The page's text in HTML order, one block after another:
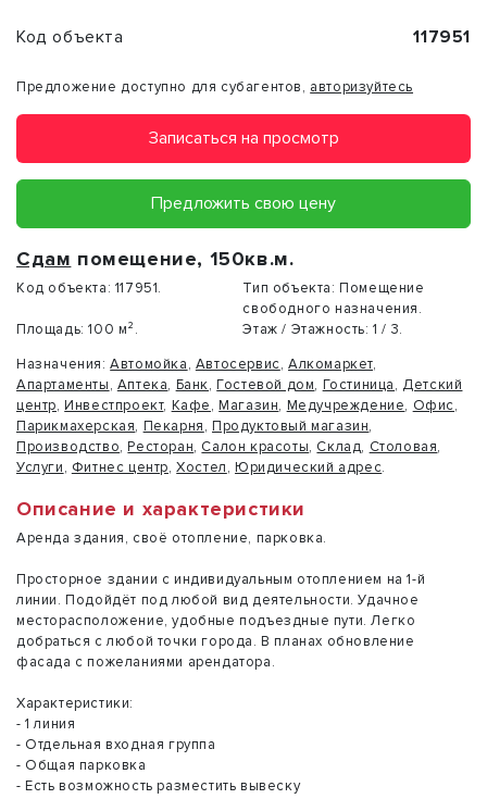
Код объекта 117951
Предложение доступно для субагентов, авторизуйтесь
Записаться на просмотр
Предложить свою цену
Сдам помещение, 150кв.м.
Код объекта: 117951. Тип объекта: Помещение
свободного назначения.
Площадь: 100 м². Этаж / Этажность: 1 / 3.
Назначения: Автомойка, Автосервис,Алкомаркет,
Апартаменты, Аптека, Банк, Гостевой дом, Гостиница, Детский
центр, Инвестпроект, Кафе, Магазин, Медучреждение, Офис,
Парикмахерская, Пекарня, Продуктовый магазин,
Производство, Ресторан, Салон красоты, Склад, Столовая,
Услуги, Фитнес центр,Хостел, Юридический адрес.
Описание и характеристики
Аренда здания, своё отопление, парковка.
Просторное здании с индивидуальным отоплением на 1-й
линии. Подойдёт под любой вид деятельности. Удачное
месторасположение, удобные подъездные пути. Легко
добраться с любой точки города. В планах обновление
фасада с пожеланиями арендатора.
Характеристики:
- 1 линия
- Отдельная входная группа
- Общая парковка
- Есть возможность разместить вывеску